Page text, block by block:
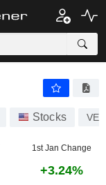
Stocks
1st Jan Change
+3.24%